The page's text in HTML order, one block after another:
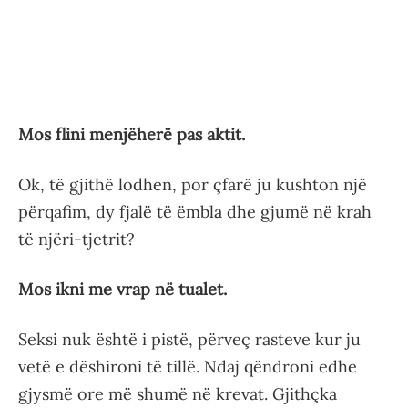
Mos flini menjëherë pas aktit.
Ok, të gjithë lodhen, por çfarë ju kushton një
përqafim, dy fjalë të ëmbla dhe gjumë në krah
të njëri-tjetrit?
Mos ikni me vrap në tualet.
Seksi nuk është i pistë, përveç rasteve kur ju
vetë e dëshironi të tillë. Ndaj qëndroni edhe
gjysmë ore më shumë në krevat. Gjithçka